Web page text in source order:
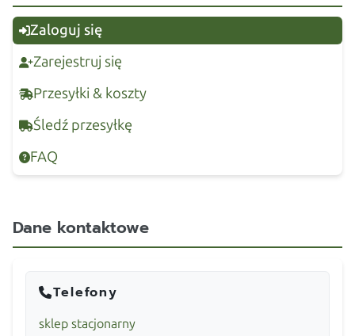
Zaloguj się
Zarejestruj się
Przesyłki & koszty
Śledź przesyłkę
FAQ
Dane kontaktowe
Telefony
sklep stacjonarny